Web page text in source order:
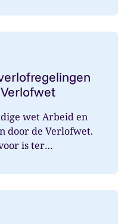
wet Arbeid en
door de Verlofwet.
is ter